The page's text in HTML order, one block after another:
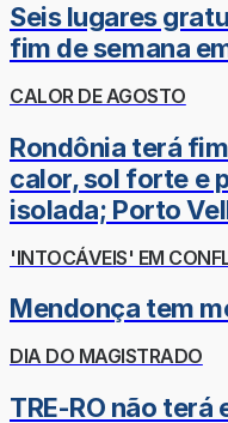
Seis lugares
fim de semana
CALOR DE AGOSTO
Rondônia terá
calor, sol forte e
isolada; Porto
'INTOCÁVEIS' EM
Mendonça tem
DIA DO MAGISTRADO
TRE-RO não